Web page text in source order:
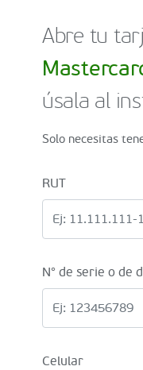
Abre tu
úsala al
Solo necesitas
RUT
N° de serie o de
Celular